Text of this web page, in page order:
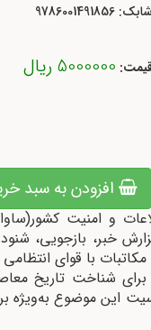
شابک: 9786001491856
5000000 ریال
افزودن به سبد
خبر، بازجویی،
با قوای انتظامی
شناخت تاریخ
این موضوع به‌ویژه